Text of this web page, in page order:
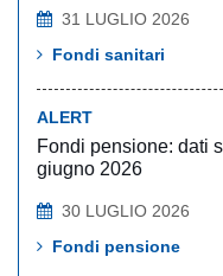
31 LUGLIO 2026
Fondi sanitari
ALERT
Fondi pensione: dati
giugno 2026
30 LUGLIO 2026
Fondi pensione